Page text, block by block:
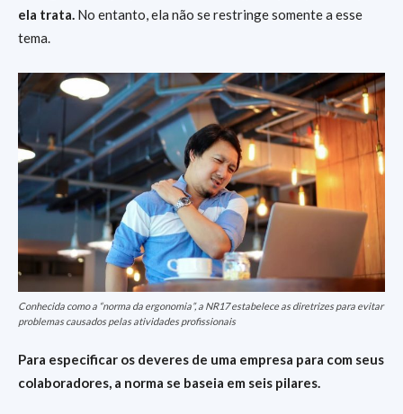
ela trata. No entanto, ela não se restringe somente a esse
tema.
Conhecida como a “norma da ergonomia”, a NR17 estabelece as diretrizes para evitar
problemas causados pelas atividades profissionais
Para especificar os deveres de uma empresa para com seus
colaboradores, a norma se baseia em seis pilares.